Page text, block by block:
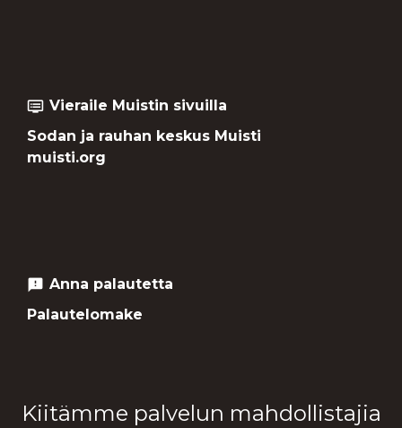
dvr Vieraile Muistin sivuilla
Sodan ja rauhan keskus Muisti
muisti.org
feedback Anna palautetta
Palautelomake
Kiitämme palvelun mahdollistajia